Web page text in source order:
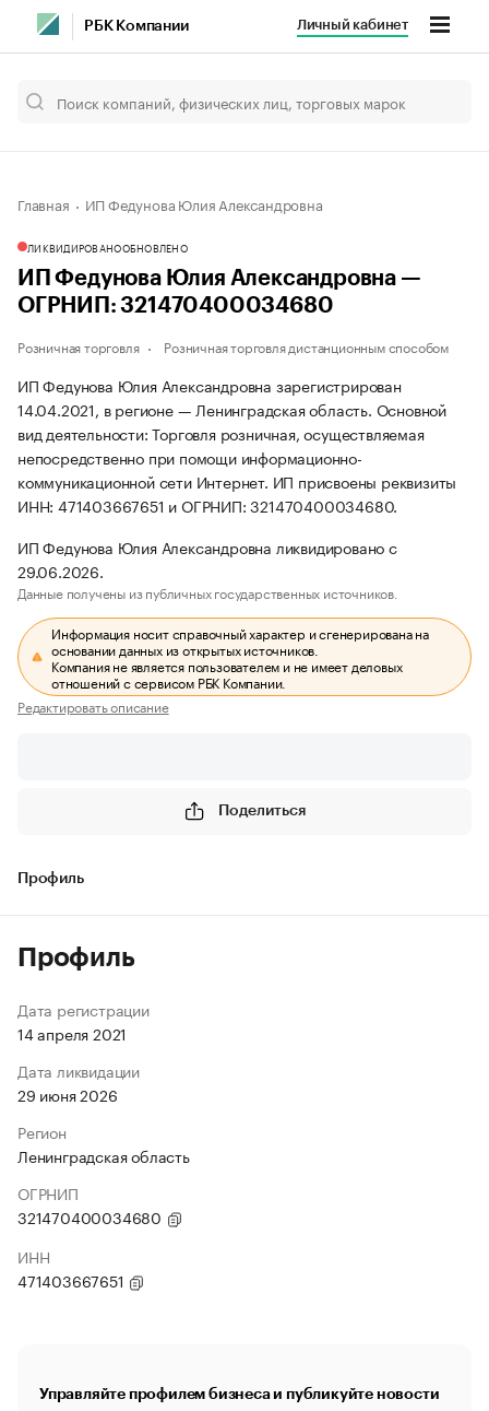
РБК Компании Личный кабинет
Главная ИП Федунова Юлия Александровна
ЛИКВИДИРОВАНООБНОВЛЕНО
ИП Федунова Юлия Александровна —
ОГРНИП: 321470400034680
Розничная торговля Розничная торговля дистанционным способом
ИП Федунова Юлия Александровна зарегистрирован
14.04.2021, в регионе — Ленинградская область. Основной
вид деятельности: Торговля розничная, осуществляемая
непосредственно при помощи информационно-
коммуникационной сети Интернет. ИП присвоены реквизиты
ИНН: 471403667651 и ОГРНИП: 321470400034680.
ИП Федунова Юлия Александровна ликвидировано с
29.06.2026.
Данные получены из публичных государственных источников.
Информация носит справочный характер и сгенерирована на
основании данных из открытых источников.
Компания не является пользователем и не имеет деловых
отношений с сервисом РБК Компании.
Редактировать описание
Поделиться
Профиль
Профиль
Дата регистрации
14 апреля 2021
Дата ликвидации
29 июня 2026
Регион
Ленинградская область
ОГРНИП
321470400034680
ИНН
471403667651
Управляйте профилем бизнеса и публикуйте новости